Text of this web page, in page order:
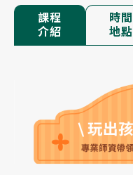
課程
介紹
時間
地點